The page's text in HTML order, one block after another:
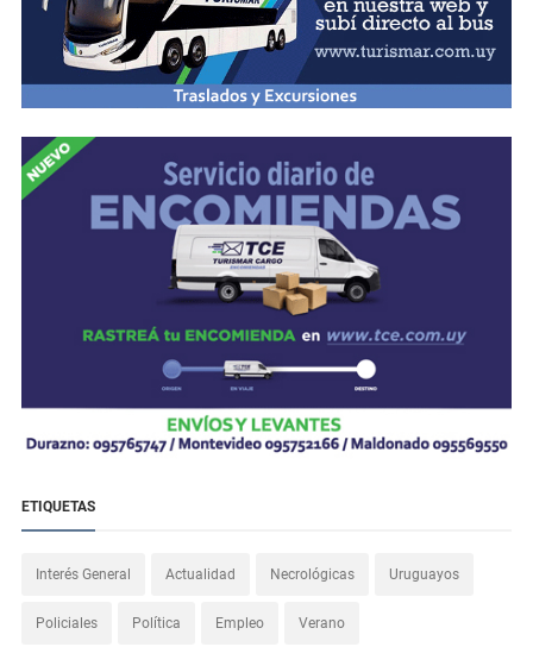
ETIQUETAS
Interés General Actualidad Necrológicas Uruguayos
Policiales Política Empleo Verano